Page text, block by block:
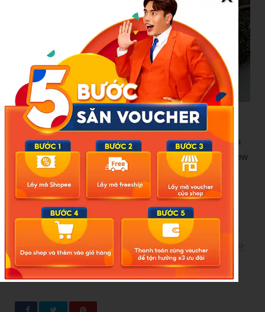
Công tác tìm kiếm vẫn đang tiếp diễn đối với những người
cắm trại được cho là bị mắc kẹt sau vụ sạt lở đất lớn.
Thảm họa tại Mount Maunganui xảy ra trong bối cảnh mưa
lớn kéo dài gây sạt lở và lũ lụt trên diện rộng ở đảo Bắc New
Zealand, làm dấy lên lo ngại về mức độ nguy hiểm ngày
càng tăng của thời tiết cực đoan tại quốc gia này.
Nguồn:Daily Mail
https://doisongphapluat.nguoiduatin.vn/kinh-hoang-khoanh-
khac-khoi-dat-da-do-ap-xuong-khu-cam-trai-noi-tieng-nhieu-
nguoi-duoc-bao-cao-mat-tich-tieng-la-het-cau-cuu-tuyet-
vong-tu-khu-nha-ve-sinh-a609215.html